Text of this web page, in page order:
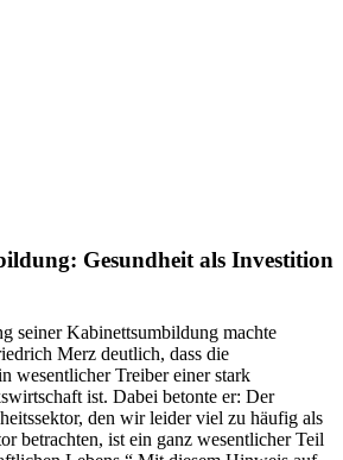
Gesundheit als Investition
seiner Kabinettsumbildung machte
Merz deutlich, dass die
wesentlicher Treiber einer stark
ist. Dabei betonte er: Der
den wir leider viel zu häufig als
betrachten, ist ein ganz wesentlicher Teil